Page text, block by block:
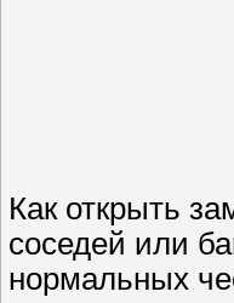
Как открыть
соседей или
нормальных